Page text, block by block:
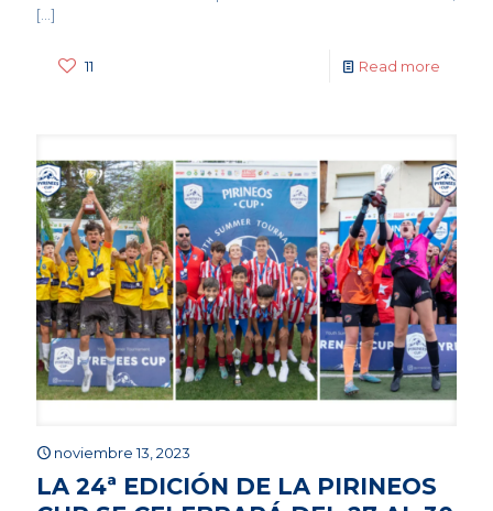
[…]
11 Read more
noviembre 13, 2023
LA 24ª EDICIÓN DE LA PIRINEOS